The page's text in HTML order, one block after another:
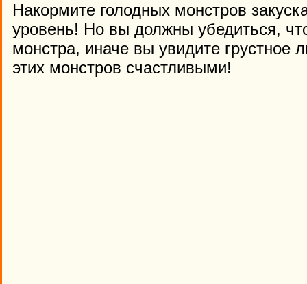
Накормите голодных монстров
уровень! Но вы должны убедиться,
монстра, иначе вы увидите грустное
этих монстров счастливыми!